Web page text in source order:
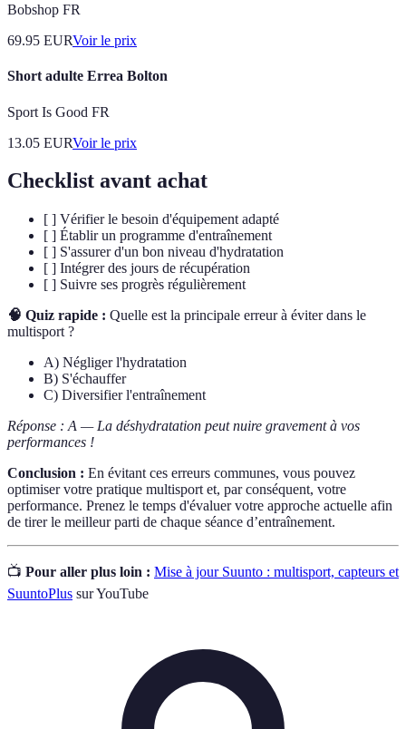
Bobshop FR
69.95 EURVoir le prix
Short adulte Errea Bolton
Sport Is Good FR
13.05 EURVoir le prix
Checklist avant achat
[ ] Vérifier le besoin d'équipement adapté
[ ] Établir un programme d'entraînement
[ ] S'assurer d'un bon niveau d'hydratation
[ ] Intégrer des jours de récupération
[ ] Suivre ses progrès régulièrement
🧠 Quiz rapide : Quelle est la principale erreur à éviter dans le
multisport ?
A) Négliger l'hydratation
B) S'échauffer
C) Diversifier l'entraînement
Réponse : A — La déshydratation peut nuire gravement à vos
performances !
Conclusion : En évitant ces erreurs communes, vous pouvez
optimiser votre pratique multisport et, par conséquent, votre
performance. Prenez le temps d'évaluer votre approche actuelle afin
de tirer le meilleur parti de chaque séance d’entraînement.
📺 Pour aller plus loin : Mise à jour Suunto : multisport, capteurs et
SuuntoPlus sur YouTube